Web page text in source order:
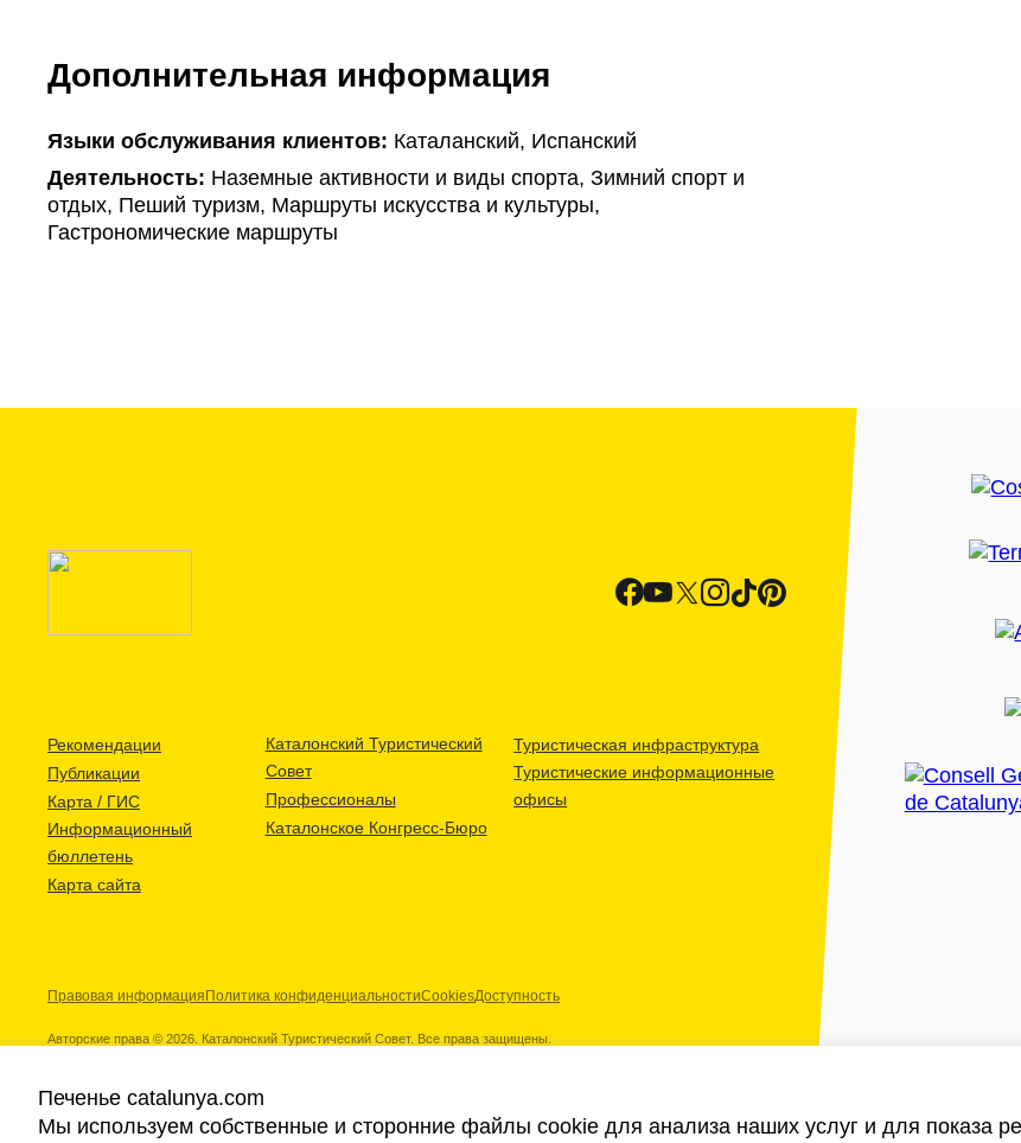
Дополнительная информация
Языки обслуживания клиентов: Каталанский, Испанский
Деятельность: Наземные активности и виды спорта, Зимний спорт и
отдых, Пеший туризм, Маршруты искусства и культуры,
Гастрономические маршруты
Рекомендации
Публикации
Карта / ГИС
Информационный
бюллетень
Карта сайта
Каталонский Туристический
Совет
Профессионалы
Каталонское Конгресс-Бюро
Туристическая инфраструктура
Туристические информационные
офисы
Правовая информация Политика конфиденциальностиCookiesДоступность
Авторские права © 2026. Каталонский Туристический Совет. Все права защищены.
Печенье catalunya.com
Мы используем собственные и сторонние файлы cookie для анализа наших услуг и для показа